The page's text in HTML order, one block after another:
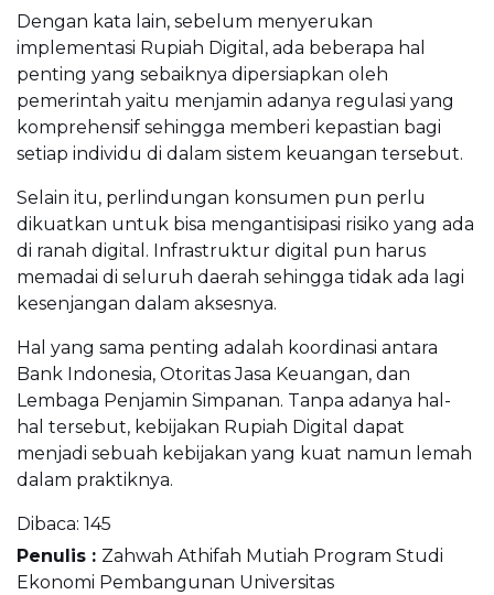
Dengan kata lain, sebelum menyerukan
implementasi Rupiah Digital, ada beberapa hal
penting yang sebaiknya dipersiapkan oleh
pemerintah yaitu menjamin adanya regulasi yang
komprehensif sehingga memberi kepastian bagi
setiap individu di dalam sistem keuangan tersebut.
Selain itu, perlindungan konsumen pun perlu
dikuatkan untuk bisa mengantisipasi risiko yang ada
di ranah digital. Infrastruktur digital pun harus
memadai di seluruh daerah sehingga tidak ada lagi
kesenjangan dalam aksesnya.
Hal yang sama penting adalah koordinasi antara
Bank Indonesia, Otoritas Jasa Keuangan, dan
Lembaga Penjamin Simpanan. Tanpa adanya hal-
hal tersebut, kebijakan Rupiah Digital dapat
menjadi sebuah kebijakan yang kuat namun lemah
dalam praktiknya.
Dibaca: 145
Penulis : Zahwah Athifah Mutiah Program Studi
Ekonomi Pembangunan Universitas